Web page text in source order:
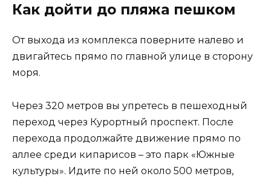
Как дойти до пляжа пешком
От выхода из комплекса поверните налево и
двигайтесь прямо по главной улице в сторону
моря.
Через 320 метров вы упретесь в пешеходный
переход через Курортный проспект. После
перехода продолжайте движение прямо по
аллее среди кипарисов – это парк «Южные
культуры». Идите по ней около 500 метров,